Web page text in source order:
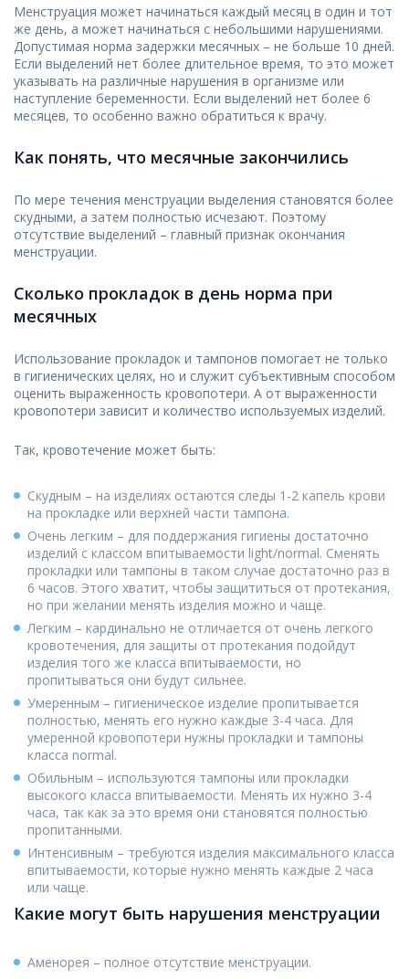
Менструация может начинаться каждый месяц в один и тот
же день, а может начинаться с небольшими нарушениями.
Допустимая норма задержки месячных – не больше 10 дней.
Если выделений нет более длительное время, то это может
указывать на различные нарушения в организме или
наступление беременности. Если выделений нет более 6
месяцев, то особенно важно обратиться к врачу.
Как понять, что месячные закончились
По мере течения менструации выделения становятся более
скудными, а затем полностью исчезают. Поэтому
отсутствие выделений – главный признак окончания
менструации.
Сколько прокладок в день норма при
месячных
Использование прокладок и тампонов помогает не только
в гигиенических целях, но и служит субъективным способом
оценить выраженность кровопотери. А от выраженности
кровопотери зависит и количество используемых изделий.
Так, кровотечение может быть:
Скудным – на изделиях остаются следы 1-2 капель крови
на прокладке или верхней части тампона.
Очень легким – для поддержания гигиены достаточно
изделий с классом впитываемости light/normal. Сменять
прокладки или тампоны в таком случае достаточно раз в
6 часов. Этого хватит, чтобы защититься от протекания,
но при желании менять изделия можно и чаще.
Легким – кардинально не отличается от очень легкого
кровотечения, для защиты от протекания подойдут
изделия того же класса впитываемости, но
пропитываться они будут сильнее.
Умеренным – гигиеническое изделие пропитывается
полностью, менять его нужно каждые 3-4 часа. Для
умеренной кровопотери нужны прокладки и тампоны
класса normal.
Обильным – используются тампоны или прокладки
высокого класса впитываемости. Менять их нужно 3-4
часа, так как за это время они становятся полностью
пропитанными.
Интенсивным – требуются изделия максимального класса
впитываемости, которые нужно менять каждые 2 часа
или чаще.
Какие могут быть нарушения менструации
Аменорея – полное отсутствие менструации.